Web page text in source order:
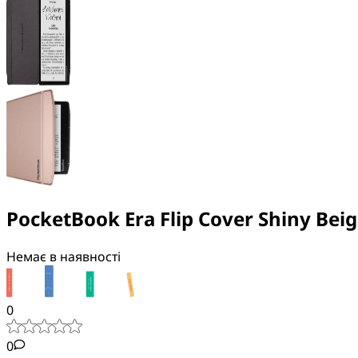
PocketBook Era Flip Cover Shiny
Немає в наявності
0
0